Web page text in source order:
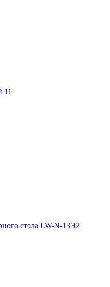
11
стола LW-N-13Э2